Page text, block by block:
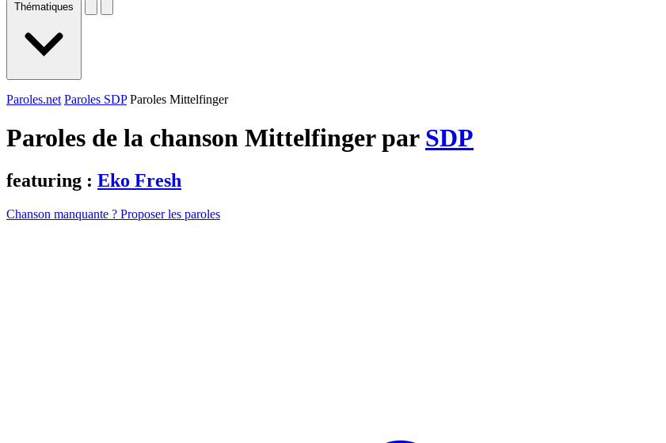
Thématiques
Paroles.net Paroles SDP Paroles Mittelfinger
Paroles de la chanson Mittelfinger par SDP
featuring : Eko Fresh
Chanson manquante ? Proposer les paroles